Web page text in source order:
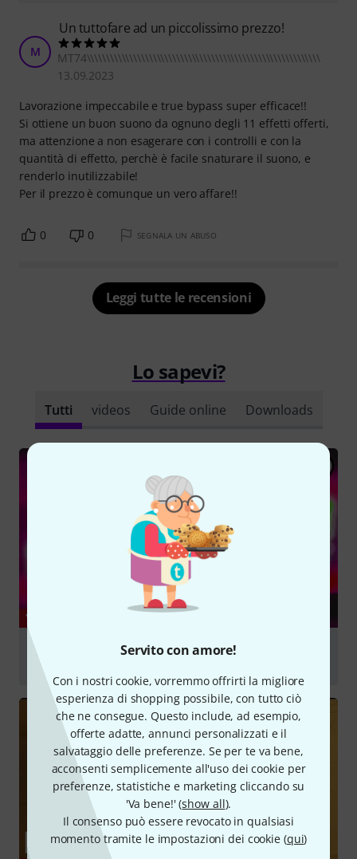
Servito con amore!
Con i nostri cookie, vorremmo offrirti la migliore
esperienza di shopping possibile, con tutto ciò
che ne consegue. Questo include, ad esempio,
offerte adatte, annunci personalizzati e il
salvataggio delle preferenze. Se per te va bene,
acconsenti semplicemente all'uso dei cookie per
preferenze, statistiche e marketing cliccando su
'Va bene!' (show all).
Il consenso può essere revocato in qualsiasi
momento tramite le impostazioni dei cookie (qui)
M
Un tuttofare ad un piccolissimo prezzo!
MT74\\\\\\\\\\\\\\\\\\\\\\\\\\\\\\\\\\\\\\\\\\\\\\\\\\\\\\\\\\\\
13.09.2023
Lavorazione impeccabile e true bypass super efficace!!
Si ottiene un buon suono da ognuno degli 11 effetti offerti,
ma attenzione a non esagerare con i controlli e con la
quantità di effetto, perchè è facile snaturare il suono, e
renderlo inutilizzabile!
Per il prezzo è comunque un vero affare!!
0 0 SEGNALA UN ABUSO
Leggi tutte le recensioni
Lo sapevi?
Tutti videos Guide online Downloads
YOUTUBE
FLAMMA Mod - 11 Modulation Effects for 40 Bucks (
Some are Crazy) #PocketMoneyPedals
Suona